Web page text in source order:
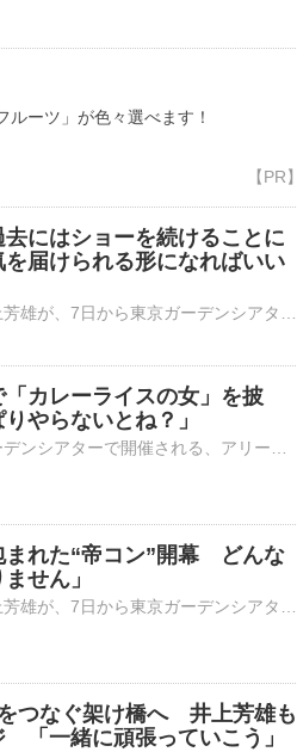
ーツ」が色々選べます！
にはショーを続けることに
届けられる形になればいい
カレーライスの女」を披
やらないとね？」
まれた“帝コン”開幕 どんな
せん」
つなぐ架け橋へ 井上芳雄も
「一緒に頑張っていこう」